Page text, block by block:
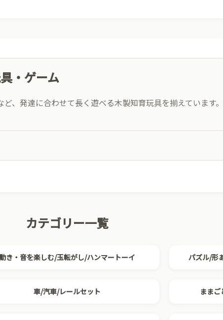
・ゲーム
、発達に合わせて長く遊べる木製知育玩具を揃えています
カテゴリー一覧
き・音を楽しむ/玉転がし/ハンマートーイ パズル/形
車/汽車/レールセット まま